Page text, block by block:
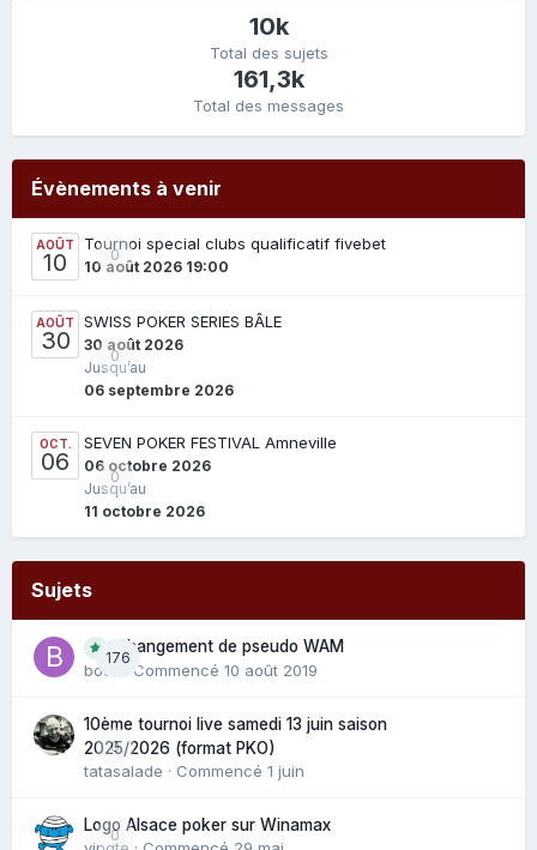
10k
Total des sujets
161,3k
Total des messages
Évènements à venir
AOÛT
10 0
Tournoi special clubs qualificatif fivebet
10 août 2026 19:00
AOÛT
30
0
SWISS POKER SERIES BÂLE
30 août 2026
Jusqu’au
06 septembre 2026
OCT.
06
0
SEVEN POKER FESTIVAL Amneville
06 octobre 2026
Jusqu’au
11 octobre 2026
Sujets
176
Changement de pseudo WAM
bouli
· Commencé 10 août 2019
0
10ème tournoi live samedi 13 juin saison
2025/2026 (format PKO)
tatasalade · Commencé 1 juin
0
Logo Alsace poker sur Winamax